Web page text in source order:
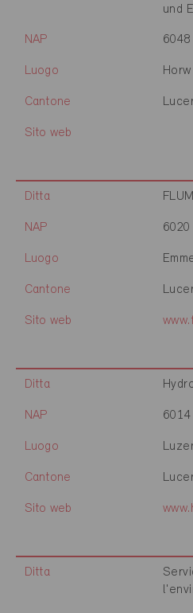
und
NAP 6048
Luogo Horw
Cantone
Sito web
Ditta
NAP 6020
Luogo
Cantone
Sito web
Ditta
NAP 6014
Luogo
Cantone
Sito web
Ditta